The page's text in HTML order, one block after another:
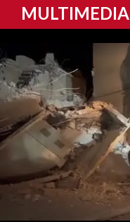
CRONACA SARDEGNA
PROVINCIA DI CAGLIARI
SULCIS IGLESIENTE
MEDIO CAMPIDANO
ORISTANO E PROVINCIA
SASSARI E PROVINCIA
GALLURA
NUORO E PROVINCIA
MULTIMEDIA